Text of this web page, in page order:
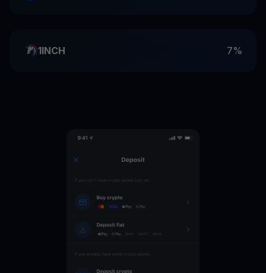
1INCH 7%